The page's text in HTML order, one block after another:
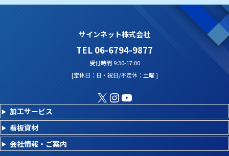
サインネット株式会社
TEL 06-6794-9877
受付時間 9:30-17:00
[定休日：日・祝日/不定休：土曜 ]
X Instagram
YouTube
加工サービス
看板資材
会社情報・ご案内